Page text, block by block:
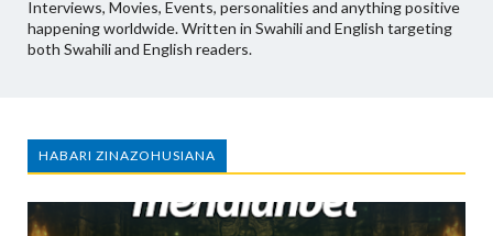
Interviews, Movies, Events, personalities and anything positive
happening worldwide. Written in Swahili and English targeting
both Swahili and English readers.
HABARI ZINAZOHUSIANA